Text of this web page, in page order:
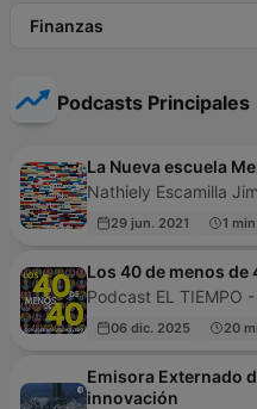
Finanzas
Podcasts Principales
La Nueva escuela
Nathiely Escamilla
29 jun. 2021 1 min
Los 40 de menos de
Podcast EL TIEMPO
06 dic. 2025 20
Emisora Externado
innovación